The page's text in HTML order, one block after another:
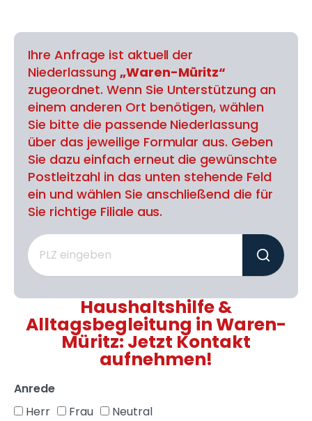
Ihre Anfrage ist aktuell der
Niederlassung „Waren-Müritz“
zugeordnet. Wenn Sie Unterstützung an
einem anderen Ort benötigen, wählen
Sie bitte die passende Niederlassung
über das jeweilige Formular aus. Geben
Sie dazu einfach erneut die gewünschte
Postleitzahl in das unten stehende Feld
ein und wählen Sie anschließend die für
Sie richtige Filiale aus.
Haushaltshilfe &
Alltagsbegleitung in Waren-
Müritz: Jetzt Kontakt
aufnehmen!
Anrede
Herr
Frau
Neutral